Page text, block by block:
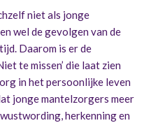
niet als jonge
wel de gevolgen van de
Daarom is er de
te missen’ die laat zien
in het persoonlijke leven
jonge mantelzorgers meer
herkenning en